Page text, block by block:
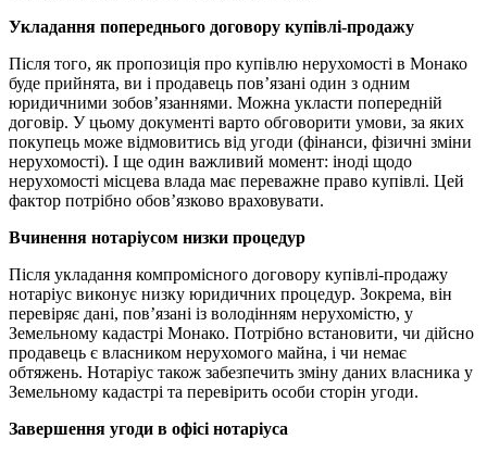
Укладання попереднього договору купівлі-продажу
Після того, як пропозиція про купівлю нерухомості в Монако
буде прийнята, ви і продавець пов’язані один з одним
юридичними зобов’язаннями. Можна укласти попередній
договір. У цьому документі варто обговорити умови, за яких
покупець може відмовитись від угоди (фінанси, фізичні зміни
нерухомості). І ще один важливий момент: іноді щодо
нерухомості місцева влада має переважне право купівлі. Цей
фактор потрібно обов’язково враховувати.
Вчинення нотаріусом низки процедур
Після укладання компромісного договору купівлі-продажу
нотаріус виконує низку юридичних процедур. Зокрема, він
перевіряє дані, пов’язані із володінням нерухомістю, у
Земельному кадастрі Монако. Потрібно встановити, чи дійсно
продавець є власником нерухомого майна, і чи немає
обтяжень. Нотаріус також забезпечить зміну даних власника у
Земельному кадастрі та перевірить особи сторін угоди.
Завершення угоди в офісі нотаріуса